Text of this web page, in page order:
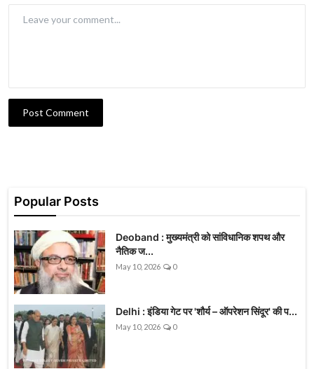
Post Comment
Popular Posts
Deoband : मुख्यमंत्री को सांविधानिक शपथ और
नैतिक ज...
May 10, 2026 0
Delhi : इंडिया गेट पर 'शौर्य – ऑपरेशन सिंदूर' की प...
May 10, 2026 0